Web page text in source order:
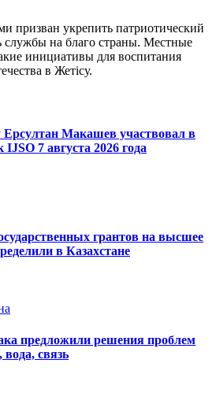
призван укрепить патриотический
службы на благо страны. Местные
инициативы для воспитания
в Жетісу.
Ерсултан Макашев участвовал в
7 августа 2026 года
грантов на высшее
в Казахстане
предложили решения проблем
вода, связь